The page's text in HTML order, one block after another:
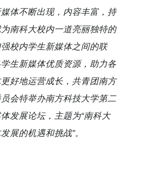
体不断出现，内容丰富，持
南科大校内一道亮丽独特的
校内学生新媒体之间的联
生新媒体优质资源，助力各
好地运营成长，共青团南方
会特举办南方科技大学第二
发展论坛，主题为“南科大
展的机遇和挑战”。